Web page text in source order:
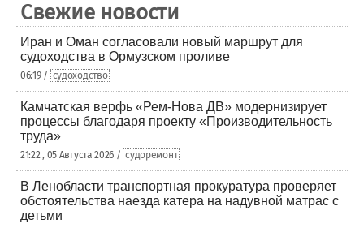
Свежие новости
Иран и Оман согласовали новый маршрут для
судоходства в Ормузском проливе
06:19 / судоходство
Камчатская верфь «Рем-Нова ДВ» модернизирует
процессы благодаря проекту «Производительность
труда»
21:22 , 05 Августа 2026 / судоремонт
В Ленобласти транспортная прокуратура проверяет
обстоятельства наезда катера на надувной матрас с
детьми